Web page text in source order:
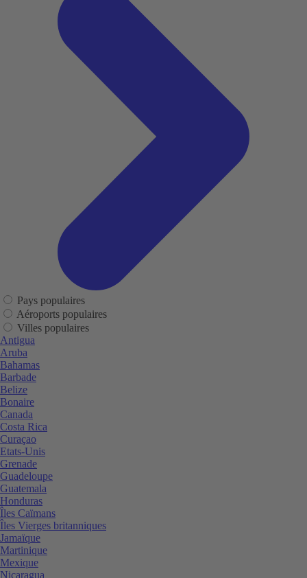
Pays populaires
Aéroports populaires
Villes populaires
Antigua
Aruba
Bahamas
Barbade
Belize
Bonaire
Canada
Costa Rica
Curaçao
Etats-Unis
Grenade
Guadeloupe
Guatemala
Honduras
Îles Caïmans
Îles Vierges britanniques
Jamaïque
Martinique
Mexique
Nicaragua